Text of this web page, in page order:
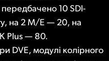
10 SDI-
на 2 M/E — 20, на
Plus — 80.
DVE, модулі колірного
еквалізацію,
постачання також
Control, а для
пультів 1 M/E,